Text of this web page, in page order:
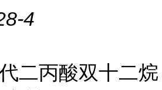
4
二丙酸双十二烷